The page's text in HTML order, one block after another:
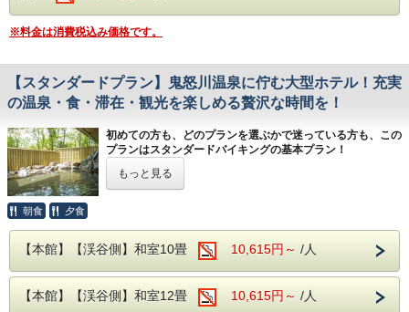
※お電話でのご予約は承っておりません
※料金は消費税込み価格です。
【スタンダードプラン】鬼怒川温泉に佇む大型ホテル！充実
の温泉・食・滞在・観光を楽しめる贅沢な時間を！
初めての方も、どのプランを選ぶかで迷っている方も、この
プランはスタンダードバイキングの基本プラン！
【温泉】
特に美肌効果が期待できる泉質で、心身ともにリフレッシュ
できる贅沢なひとときをお届けします。
ーさくらでしか味わえない特別な体験です。
もっと見る
朝食 夕食
【本館】【渓谷側】和室10畳 10,615円～ /人
【本館】【渓谷側】和室12畳 10,615円～ /人